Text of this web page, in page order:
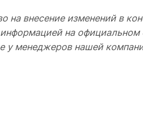
на внесение изменений в
на официальном
у менеджеров нашей